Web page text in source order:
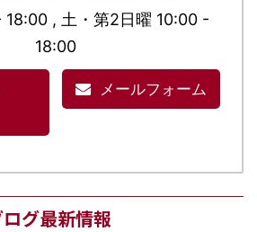
18:00 , 土・第2日曜 10:00 -
18:00
メールフォーム
グ最新情報